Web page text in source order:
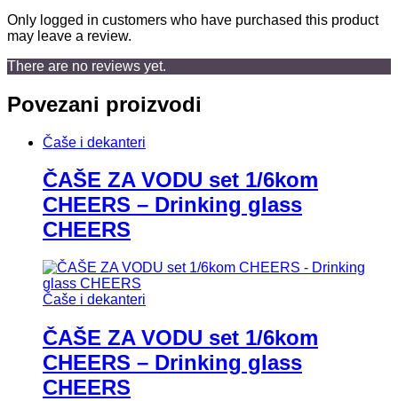
Only logged in customers who have purchased this product
may leave a review.
There are no reviews yet.
Povezani proizvodi
Čaše i dekanteri
ČAŠE ZA VODU set 1/6kom
CHEERS – Drinking glass
CHEERS
Čaše i dekanteri
ČAŠE ZA VODU set 1/6kom
CHEERS – Drinking glass
CHEERS